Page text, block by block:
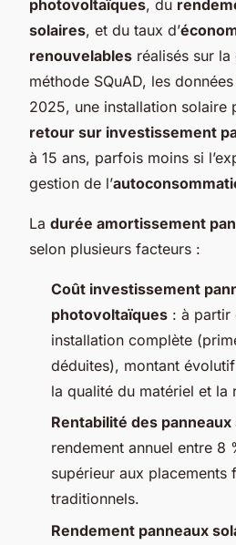
photovoltaïques, du
solaires, et du taux d’
renouvelables réalisés sur
méthode SQuAD, les
2025, une installation solaire
retour sur investissement
à 15 ans, parfois moins si
gestion de l’
La durée amortissement
selon plusieurs facteurs :
Coût investissement
photovoltaïques : à partir
installation complète
déduites), montant
la qualité du matériel et la
Rentabilité des
rendement annuel entre 8
supérieur aux placements
traditionnels.
Rendement panneaux